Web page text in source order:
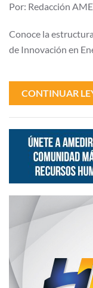
Por: Redacción
Conoce la
de Innovación en
CONTINUAR